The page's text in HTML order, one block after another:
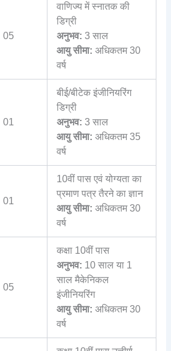
05
वाणिज्य में स्नातक की
डिग्री
अनुभव: 3 साल
आयु सीमा: अधिकतम 30
वर्ष
01
बीई/बीटेक इंजीनियरिंग
डिग्री
अनुभव: 3 साल
आयु सीमा: अधिकतम 35
वर्ष
01
10वीं पास एवं योग्यता का
प्रमाण पत्र तैरने का ज्ञान
आयु सीमा: अधिकतम 30
वर्ष
05
कक्षा 10वीं पास
अनुभव: 10 साल या 1
साल मैकेनिकल
इंजीनियरिंग
आयु सीमा: अधिकतम 30
वर्ष